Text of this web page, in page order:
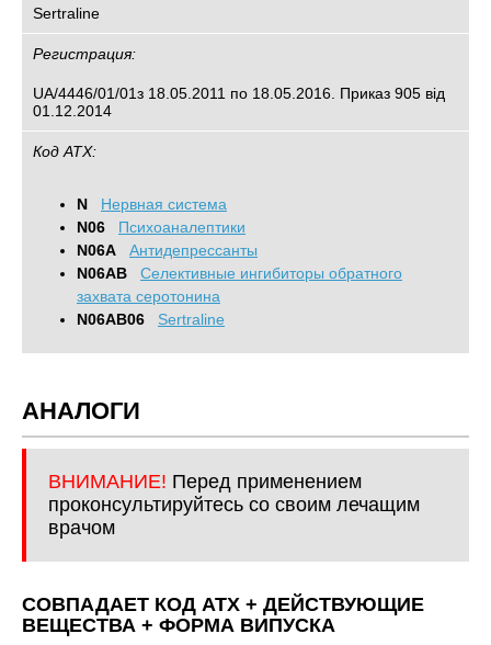
Sertraline
Регистрация:
UA/4446/01/01з 18.05.2011 по 18.05.2016. Приказ 905 від
01.12.2014
Код АТХ:
N
Нервная система
N06
Психоаналептики
N06A
Антидепрессанты
N06AB
Cелективные ингибиторы обратного
захвата серотонина
N06AB06
Sertraline
АНАЛОГИ
ВНИМАНИЕ! Перед применением
проконсультируйтесь со своим лечащим
врачом
СОВПАДАЕТ КОД ATХ + ДЕЙСТВУЮЩИЕ
ВЕЩЕСТВА + ФОРМА ВИПУСКА